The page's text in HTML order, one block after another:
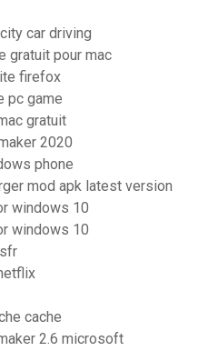
car driving
gratuit pour mac
firefox
pc game
gratuit
2020
phone
mod apk latest version
windows 10
windows 10
cache
2.6 microsoft